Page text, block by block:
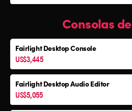
Consolas
Fairlight Desktop Console
US$3,445
Fairlight Desktop Audio Editor
US$5,055